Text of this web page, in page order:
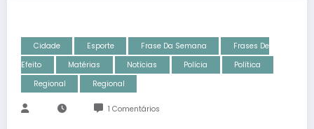
Cidade Esporte Frase Da Semana
Frases De
Efeito
Matérias Notícias Polícia
Política
Regional
Regional
1 Comentários